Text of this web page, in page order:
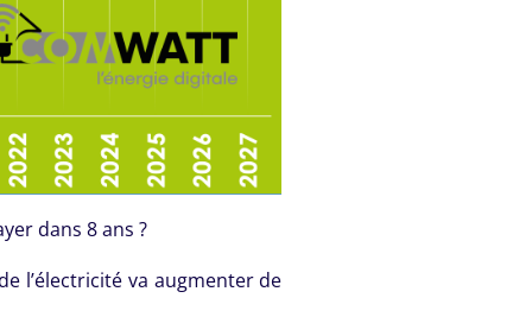
dans 8 ans ?
l’électricité va augmenter de